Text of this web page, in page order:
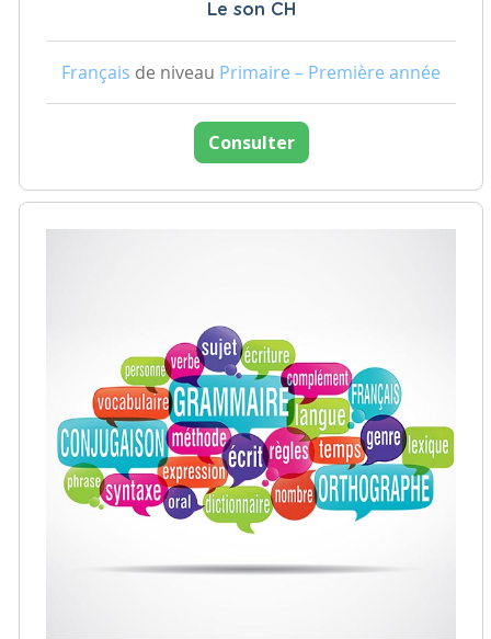
Le son CH
Français de niveau Primaire – Première année
Consulter